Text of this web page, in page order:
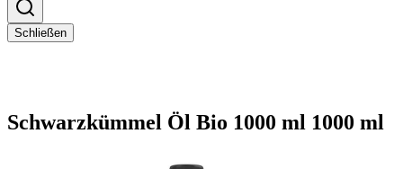
Schließen
Schwarzkümmel Öl Bio 1000 ml 1000 ml